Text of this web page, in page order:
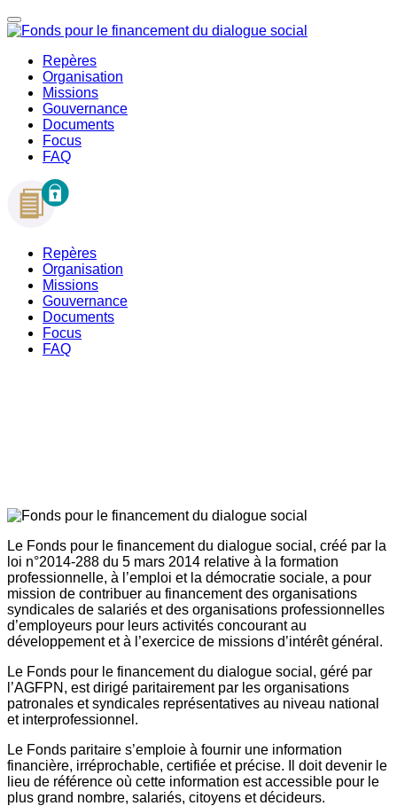
Repères
Organisation
Missions
Gouvernance
Documents
Focus
FAQ
Repères
Organisation
Missions
Gouvernance
Documents
Focus
FAQ
Le Fonds pour le financement du dialogue social, créé par la
loi n°2014-288 du 5 mars 2014 relative à la formation
professionnelle, à l’emploi et la démocratie sociale, a pour
mission de contribuer au financement des organisations
syndicales de salariés et des organisations professionnelles
d’employeurs pour leurs activités concourant au
développement et à l’exercice de missions d’intérêt général.
Le Fonds pour le financement du dialogue social, géré par
l’AGFPN, est dirigé paritairement par les organisations
patronales et syndicales représentatives au niveau national
et interprofessionnel.
Le Fonds paritaire s’emploie à fournir une information
financière, irréprochable, certifiée et précise. Il doit devenir le
lieu de référence où cette information est accessible pour le
plus grand nombre, salariés, citoyens et décideurs.